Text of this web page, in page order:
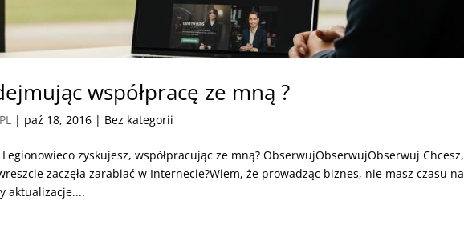
współpracę ze mną ?
| paź 18, 2016 | Bez kategorii
zyskujesz, współpracując ze mną? ObserwujObserwujObserwuj Chcesz,
zaczęła zarabiać w Internecie?Wiem, że prowadząc biznes, nie masz czasu na
aktualizacje....